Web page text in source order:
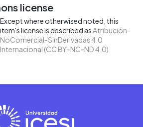
license
Except where otherwised noted, this
item's license is described asAtribución-
NoComercial-SinDerivadas 4.0
Internacional (CC BY-NC-ND 4.0)